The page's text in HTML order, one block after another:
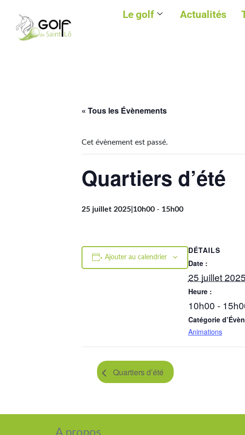
Le golf Actualités
« Tous les Évènements
Cet évènement est passé.
Quartiers d’été
25 juillet 2025|10h00 - 15h00
Ajouter au calendrier
DÉTAILS
Date :
25 juillet 2025
Heure :
10h00 -
Catégorie
Animations
Quartiers d’été
A propos